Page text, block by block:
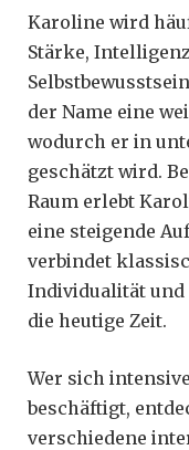
Karoline wird
Stärke,
der Name eine
wodurch er in
geschätzt wird.
Raum erlebt
eine steigende
verbindet
Individualität und
die heutige Zeit.
Wer sich
beschäftigt,
verschiedene